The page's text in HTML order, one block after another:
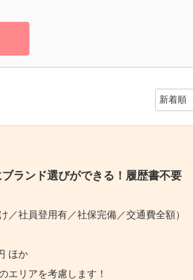
ランド選びができる！履歴書不要
／社員登用有／社保完備／交通費全額）
ほか
リアを考慮します！